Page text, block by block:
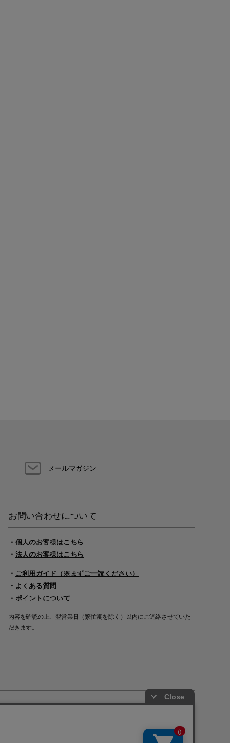
メールマガジン
お問い合わせについて
・ 個人のお客様はこちら
・ 法人のお客様はこちら
・ ご利用ガイド（※まずご一読ください）
・ よくある質問
・ ポイントについて
内容を確認の上、翌営業日（繁忙期を除く）以内にご連絡させていた
だきます。